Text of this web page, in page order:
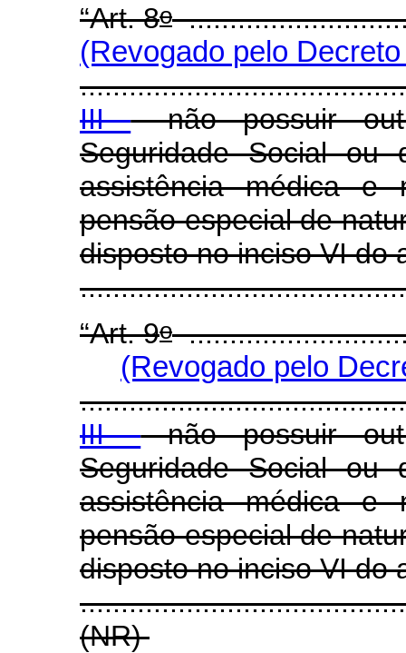
“Art. 8o
(Revogado pelo
III- não possuir
Seguridade Social
assistência médica e
pensão especial de
disposto no inciso VI do
“Art. 9o
(Revogado pelo
III -não possuir
Seguridade Social
assistência médica e
pensão especial de
disposto no inciso VI do
(NR)